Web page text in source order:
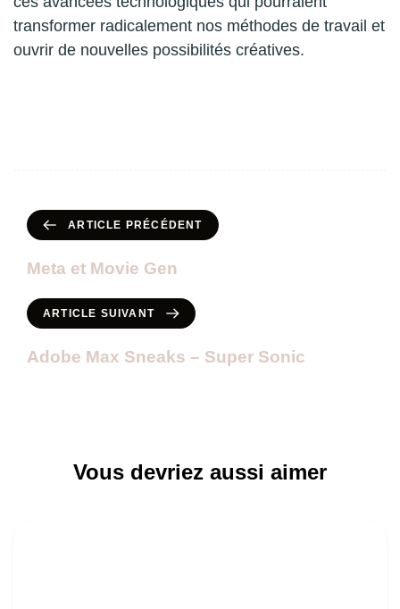
transformer radicalement nos méthodes de travail et
ouvrir de nouvelles possibilités créatives.
ARTICLE PRÉCÉDENT
Meta et Movie Gen
ARTICLE SUIVANT
Adobe Max Sneaks – Super Sonic
Vous devriez aussi aimer